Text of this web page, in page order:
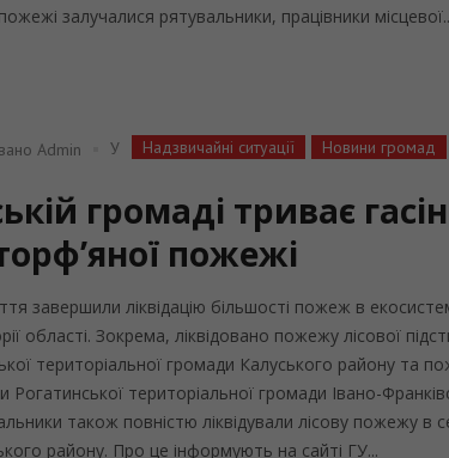
пожежі залучалися рятувальники, працівники
Admin У Надзвичайні ситуації Новини громад
громаді триває
пожежі
завершили ліквідацію більшості пожеж в
області. Зокрема, ліквідовано пожежу лісової
територіальної громади Калуського району та
Рогатинської територіальної громади Івано-
також повністю ліквідували лісову пожежу в
району. Про це інформують на сайті ГУ...